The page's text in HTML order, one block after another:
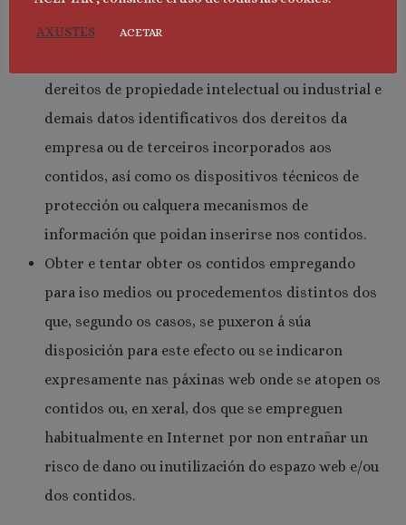
legalmente permitido.
dereitos de propiedade intelectual ou industrial e
demais datos identificativos dos dereitos da
empresa ou de terceiros incorporados aos
contidos, así como os dispositivos técnicos de
protección ou calquera mecanismos de
información que poidan inserirse nos contidos.
Obter e tentar obter os contidos empregando
para iso medios ou procedementos distintos dos
que, segundo os casos, se puxeron á súa
disposición para este efecto ou se indicaron
expresamente nas páxinas web onde se atopen os
contidos ou, en xeral, dos que se empreguen
habitualmente en Internet por non entrañar un
risco de dano ou inutilización do espazo web e/ou
dos contidos.
AXUSTES ACETAR